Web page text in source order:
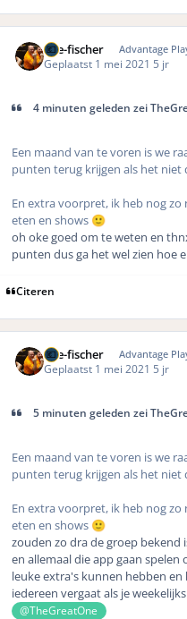
The-fischer Advantage
Geplaatst 1 mei 2021 5 jr
4 minuten geleden zei
Een maand van te voren is we
punten terug krijgen als het niet
En extra voorpret, ik heb nog
eten en shows 🙂
oh oke goed om te weten en
punten dus ga het wel zien hoe
Citeren
The-fischer Advantage
Geplaatst 1 mei 2021 5 jr
5 minuten geleden zei
Een maand van te voren is we
punten terug krijgen als het niet
En extra voorpret, ik heb nog
eten en shows 🙂
zouden zo dra de groep bekend
en allemaal die app gaan
leuke extra's kunnen hebben
iedereen vergaat als je
@TheGreatOne